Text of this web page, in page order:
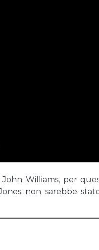
Williams, per
non sarebbe